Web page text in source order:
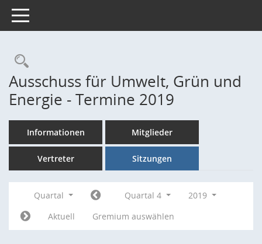
Toggle navigation
Rechercheauswahl
Ausschuss für Umwelt, Grün und
Energie - Termine 2019
Informationen Mitglieder
Vertreter Sitzungen
Quartal Quartal 4
2019
Aktuell
Gremium auswählen